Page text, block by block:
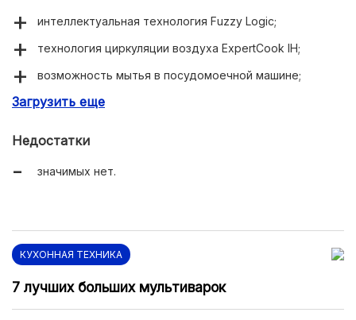
интеллектуальная технология Fuzzy Logic;
технология циркуляции воздуха ExpertCook IH;
возможность мытья в посудомоечной машине;
удобный термоконтроль.
Загрузить еще
Недостатки
значимых нет.
КУХОННАЯ ТЕХНИКА
7 лучших больших мультиварок